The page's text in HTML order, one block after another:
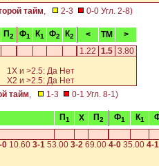
тайм, 2-3 0-0 Угл. 2-8)
П2 Ф1 К1 Ф2 К2 < TM
>
1.22 1.5 3.80
1X и >2.5: Да Нет
X2 и >2.5: Да Нет
тайм, 1-3 0-1 Угл. 8-1)
П1 X П2 Ф1 К1
0 10.60 3-1 53.00 3-2 69.00 4-0 35.00 4-1